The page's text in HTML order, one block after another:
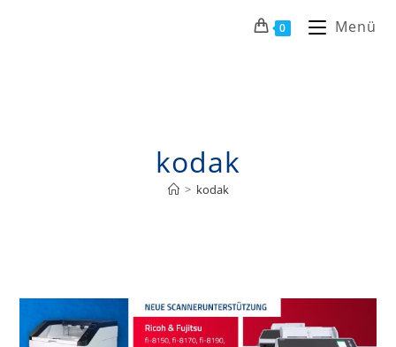
0 Menü
kodak
> kodak